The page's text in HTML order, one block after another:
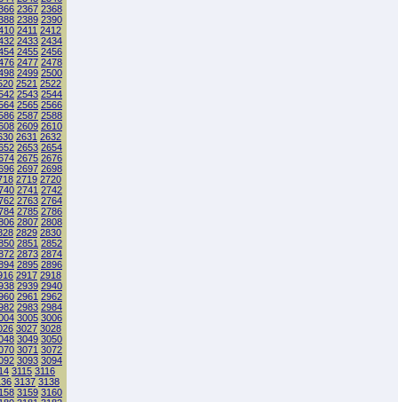
2367 2368
2389 2390
2411 2412
2433 2434
2455 2456
2477 2478
2499 2500
2521 2522
2543 2544
2565 2566
2587 2588
2609 2610
2631 2632
2653 2654
2675 2676
2697 2698
2719 2720
2741 2742
2763 2764
2785 2786
2807 2808
2829 2830
2851 2852
2873 2874
2895 2896
2917 2918
2939 2940
2961 2962
2983 2984
3005 3006
3027 3028
3049 3050
3071 3072
3093 3094
3115 3116
3137 3138
3159 3160